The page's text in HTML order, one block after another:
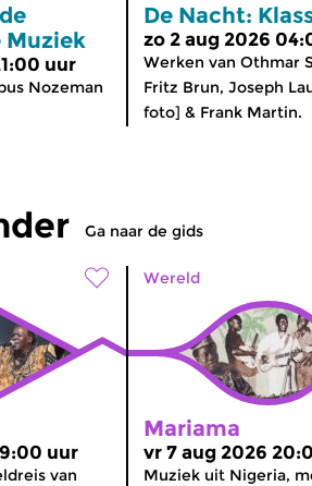
Muziek
uur
Nozeman
De Nacht:
zo 2 aug 2026
Werken van Othmar
Fritz Brun, Joseph
foto] & Frank Martin.
Ga naar de gids
uur
van
Wereld
Mariama
vr 7 aug 2026
Muziek uit Nigeria,